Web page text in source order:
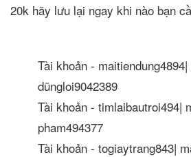
20k hãy lưu lại ngay khi nào bạn
Tài khoản -
dũngloi9042389
Tài khoản - timlaibautroi494|
pham494377
Tài khoản - togiaytrang843|